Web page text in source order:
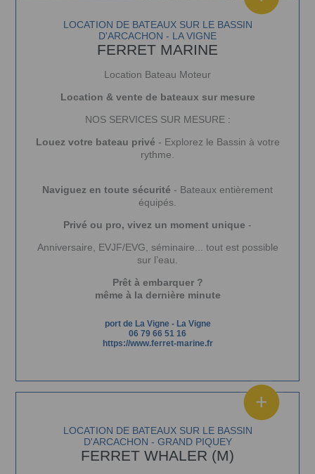
LOCATION DE BATEAUX SUR LE BASSIN
D'ARCACHON - LA VIGNE
FERRET MARINE
Location Bateau Moteur
Location & vente de bateaux sur mesure
NOS SERVICES SUR MESURE :
Louez votre bateau privé - Explorez le Bassin à votre
rythme.
Naviguez en toute sécurité - Bateaux entièrement
équipés.
Privé ou pro, vivez un moment unique -
Anniversaire, EVJF/EVG, séminaire... tout est possible
sur l’eau.
Prêt à embarquer ?
même à la dernière minute
port de La Vigne - La Vigne
06 79 66 51 16
https://www.ferret-marine.fr
LOCATION DE BATEAUX SUR LE BASSIN
D'ARCACHON - GRAND PIQUEY
FERRET WHALER (M)